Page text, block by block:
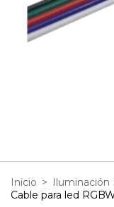
Inicio > Iluminación
Cable para led